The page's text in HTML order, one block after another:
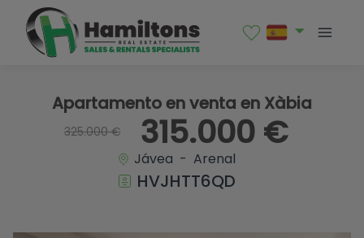
Apartamento en venta en Xàbia
325.000 € 315.000 €
Jávea - Arenal
HVJHTT6QD
1 / 42